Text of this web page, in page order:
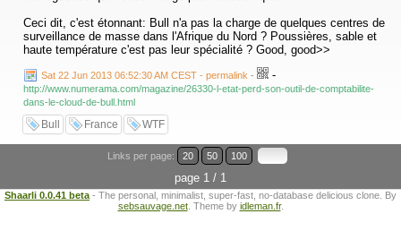
Ceci dit, c'est étonnant: Bull n'a pas la charge de quelques centres de
surveillance de masse dans l'Afrique du Nord ? Poussières, sable et
haute température c'est pas leur spécialité ? Good, good>>
Sat 22 Jun 2013 06:52:30 AM CEST - permalink - -
http://www.numerama.com/magazine/26330-l-etat-perd-son-outil-de-comptabilite-
dans-le-cloud-de-bull.html
Bull France WTF
Links per page: 20 50 100
page 1 / 1
Shaarli 0.0.41 beta - The personal, minimalist, super-fast, no-database delicious clone. By
sebsauvage.net. Theme by idleman.fr.